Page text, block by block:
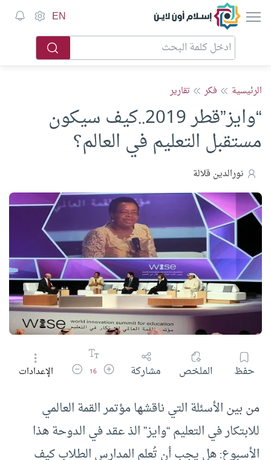
إسلام أون لاين EN
الرئيسية فكر تقارير
“وايز”قطر 2019..كيف سيكون
مستقبل التعليم في العالم؟
نورالدين قلالة
حفظ الملخص مشاركة زيادة حجم الخط
16 تقليل حجم الخط
الإعدادات
من بين الأسئلة التي ناقشها مؤتمر القمة العالمي
للابتكار في التعليم “وايز” الذ عقد في الدوحة هذا
الأسبوع: هل يجب أن تُعلم المدارس الطلاب كيف